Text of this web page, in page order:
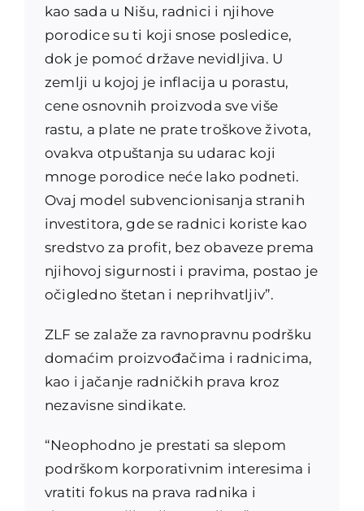
kao sada u Nišu, radnici i njihove
porodice su ti koji snose posledice,
dok je pomoć države nevidljiva. U
zemlji u kojoj je inflacija u porastu,
cene osnovnih proizvoda sve više
rastu, a plate ne prate troškove života,
ovakva otpuštanja su udarac koji
mnoge porodice neće lako podneti.
Ovaj model subvencionisanja stranih
investitora, gde se radnici koriste kao
sredstvo za profit, bez obaveze prema
njihovoj sigurnosti i pravima, postao je
očigledno štetan i neprihvatljiv”.
ZLF se zalaže za ravnopravnu podršku
domaćim proizvođačima i radnicima,
kao i jačanje radničkih prava kroz
nezavisne sindikate.
“Neophodno je prestati sa slepom
podrškom korporativnim interesima i
vratiti fokus na prava radnika i